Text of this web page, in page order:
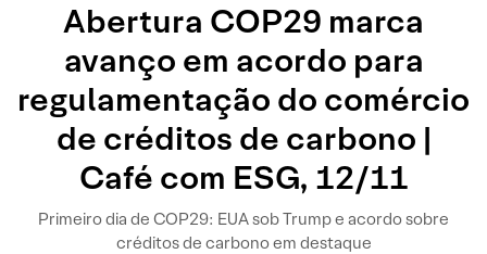
Abertura COP29 marca
avanço em acordo para
regulamentação do comércio
de créditos de carbono |
Café com ESG, 12/11
Primeiro dia de COP29: EUA sob Trump e acordo sobre
créditos de carbono em destaque